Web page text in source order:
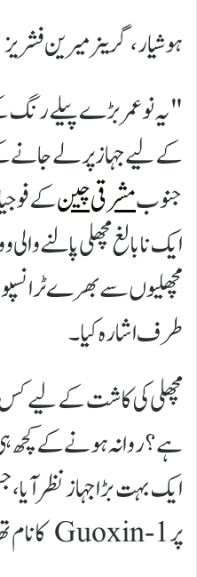
ہوشیار، گرینر میرین فشریز
"یہ نوعمر بڑے پیلے
کے لیے جہاز پر لے جانے
جنوبمشرقی چینکے
ایک نابالغ مچھلی پالنے
مچھلیوں سے بھرے
طرف اشارہ کیا۔
مچھلی کی کاشت کے لیے کس
ہے؟ روانہ ہونے کے کچھ
ایک بہت بڑا جہاز نظر
پر Guoxin-1 کا نام تھا۔